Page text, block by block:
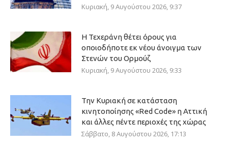
Κυριακή, 9 Αυγούστου 2026, 9:37
Η Τεχεράνη θέτει όρους για
οποιοδήποτε εκ νέου άνοιγμα των
Στενών του Ορμούζ
Κυριακή, 9 Αυγούστου 2026, 9:33
Την Κυριακή σε κατάσταση
κινητοποίησης «Red Code» η Αττική
και άλλες πέντε περιοχές της χώρας
Σάββατο, 8 Αυγούστου 2026, 17:13